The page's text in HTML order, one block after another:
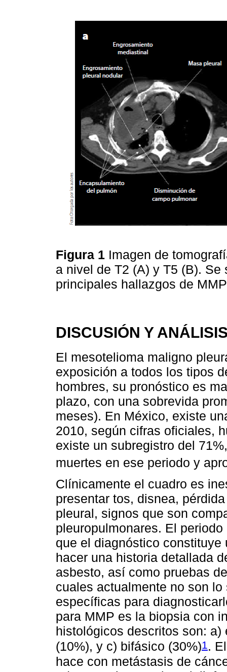
Figura 1 Imagen de
a nivel de T2 (A) y T5 (B).
principales hallazgos de
DISCUSIÓN Y
El mesotelioma maligno
exposición a todos los tipos
hombres, su pronóstico es
plazo, con una sobrevida
meses). En México, existe
2010, según cifras oficiales,
existe un subregistro del
muertes en ese periodo y
Clínicamente el cuadro es
presentar tos, disnea,
pleural, signos que son
pleuropulmonares. El
que el diagnóstico
hacer una historia detallada
asbesto, así como pruebas
cuales actualmente no son
específicas para
para MMP es la biopsia con
histológicos descritos son:
(10%), y c) bifásico (30%)1 .
hace con metástasis de